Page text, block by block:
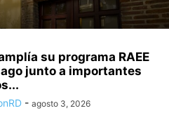
su programa RAEE
junto a importantes
- agosto 3, 2026